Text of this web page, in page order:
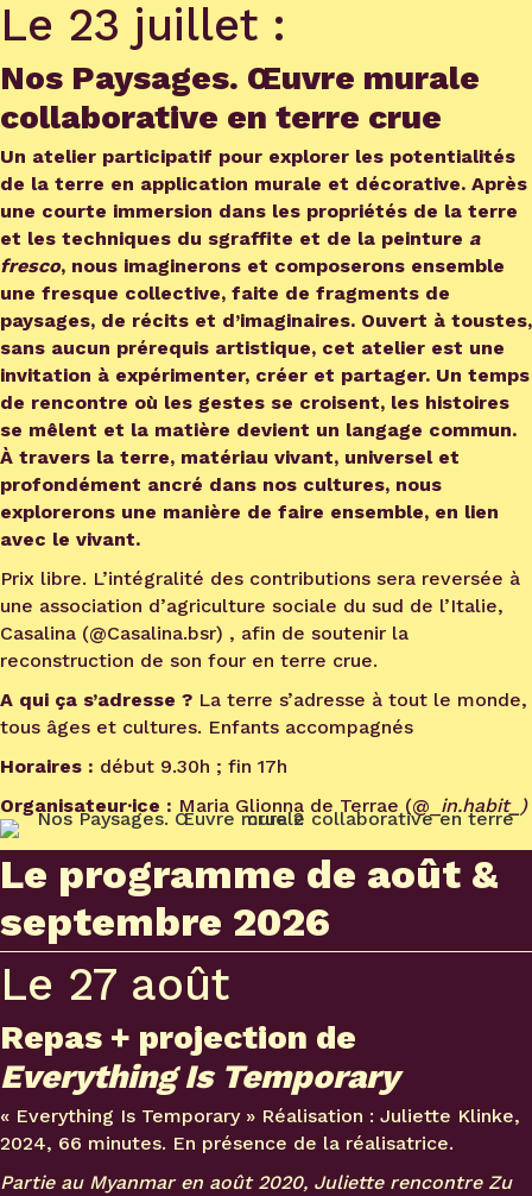
Le 23 juillet :
Nos Paysages. Œuvre murale
collaborative en terre crue
Un atelier participatif pour explorer les potentialités
de la terre en application murale et décorative. Après
une courte immersion dans les propriétés de la terre
et les techniques du sgraffite et de la peinture a
fresco, nous imaginerons et composerons ensemble
une fresque collective, faite de fragments de
paysages, de récits et d’imaginaires. Ouvert à toustes,
sans aucun prérequis artistique, cet atelier est une
invitation à expérimenter, créer et partager. Un temps
de rencontre où les gestes se croisent, les histoires
se mêlent et la matière devient un langage commun.
À travers la terre, matériau vivant, universel et
profondément ancré dans nos cultures, nous
explorerons une manière de faire ensemble, en lien
avec le vivant.
Prix libre. L’intégralité des contributions sera reversée à
une association d’agriculture sociale du sud de l’Italie,
Casalina (@Casalina.bsr) , afin de soutenir la
reconstruction de son four en terre crue.
A qui ça s’adresse ? La terre s’adresse à tout le monde,
tous âges et cultures. Enfants accompagnés
Horaires : début 9.30h ; fin 17h
Organisateur·ice : Maria Glionna de Terrae (@_ in.habit_)
Le programme de août &
septembre 2026
Le 27 août
Repas + projection de
Everything Is Temporary
« Everything Is Temporary » Réalisation : Juliette Klinke,
2024, 66 minutes. En présence de la réalisatrice.
Partie au Myanmar en août 2020, Juliette rencontre Zu